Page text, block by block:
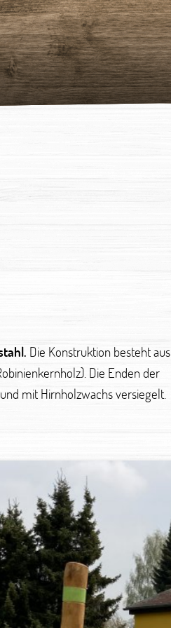
Die Konstruktion besteht aus
Die Enden der
mit Hirnholzwachs versiegelt.